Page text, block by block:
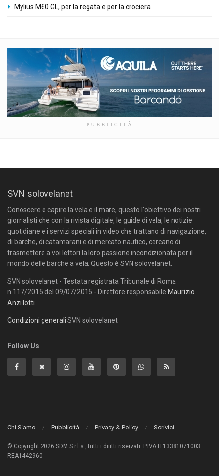
Mylius M60 GL, per la regata e per la crociera
PUBBLICITÀ
SVN solovelanet
Conoscere e capire la vela e il mare, questo l'obiettivo dei nostri
giornalisti che con la rivista digitale, le guide di vela, le notizie
quotidiane e i servizi speciali in video che trattano di navigazione,
di barche, di catamarani e di mercato nautico, cercano di
trasmettere a voi lettori la loro passione incondizionata per il
mondo delle barche a vela. Questo è SVN solovelanet.
SVN solovelanet - Testata registrata Tribunale di Roma
n.117/2015 del 09/07/2015 - Direttore responsabile Maurizio
Anzillotti
Condizioni generali SVN solovelanet
Follow Us
Chi Siamo Pubblicità Privacy & Policy Scrivici
© Copyright 2026 SDM S.r.l.s., tutti i diritti riservati. P.IVA IT13381071003
REA1442960